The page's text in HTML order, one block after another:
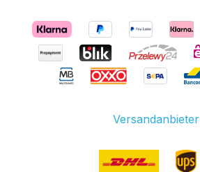
Versandanbieter